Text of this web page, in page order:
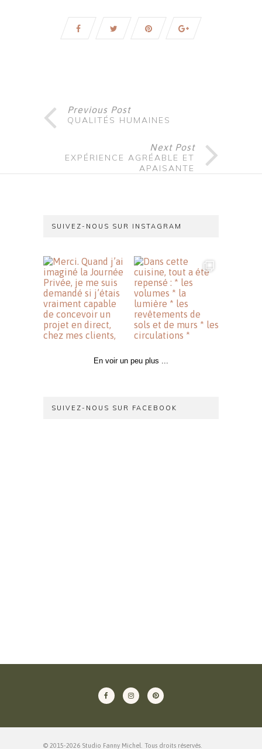
Previous Post
QUALITÉS HUMAINES
Next Post
EXPÉRIENCE AGRÉABLE ET
APAISANTE
SUIVEZ-NOUS SUR INSTAGRAM
En voir un peu plus ...
SUIVEZ-NOUS SUR FACEBOOK
© 2015-2026 Studio Fanny Michel. Tous droits réservés.